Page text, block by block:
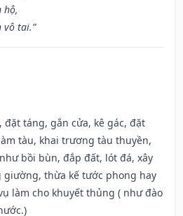
hộ,
vô tai.”
đặt táng, gắn cửa, kê gác, đặt
tàu, khai trương tàu thuyền,
bồi bùn, đắp đất, lót đá, xây
giường, thừa kế tước phong hay
làm cho khuyết thủng ( như đào